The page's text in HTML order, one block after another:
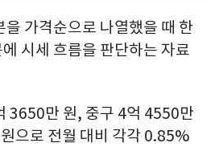
을 가격순으로 나열했을 때 한
시세 흐름을 판단하는 자료
3650만 원, 중구 4억 4550만
으로 전월 대비 각각 0.85%